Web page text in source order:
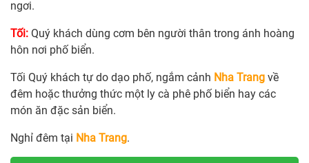
ngơi.
Tối: Quý khách dùng cơm bên người thân trong ánh hoàng
hôn nơi phố biển.
Tối Quý khách tự do dạo phố, ngắm cảnh Nha Trang về
đêm hoặc thưởng thức một ly cà phê phố biển hay các
món ăn đặc sản biển.
Nghỉ đêm tại Nha Trang.